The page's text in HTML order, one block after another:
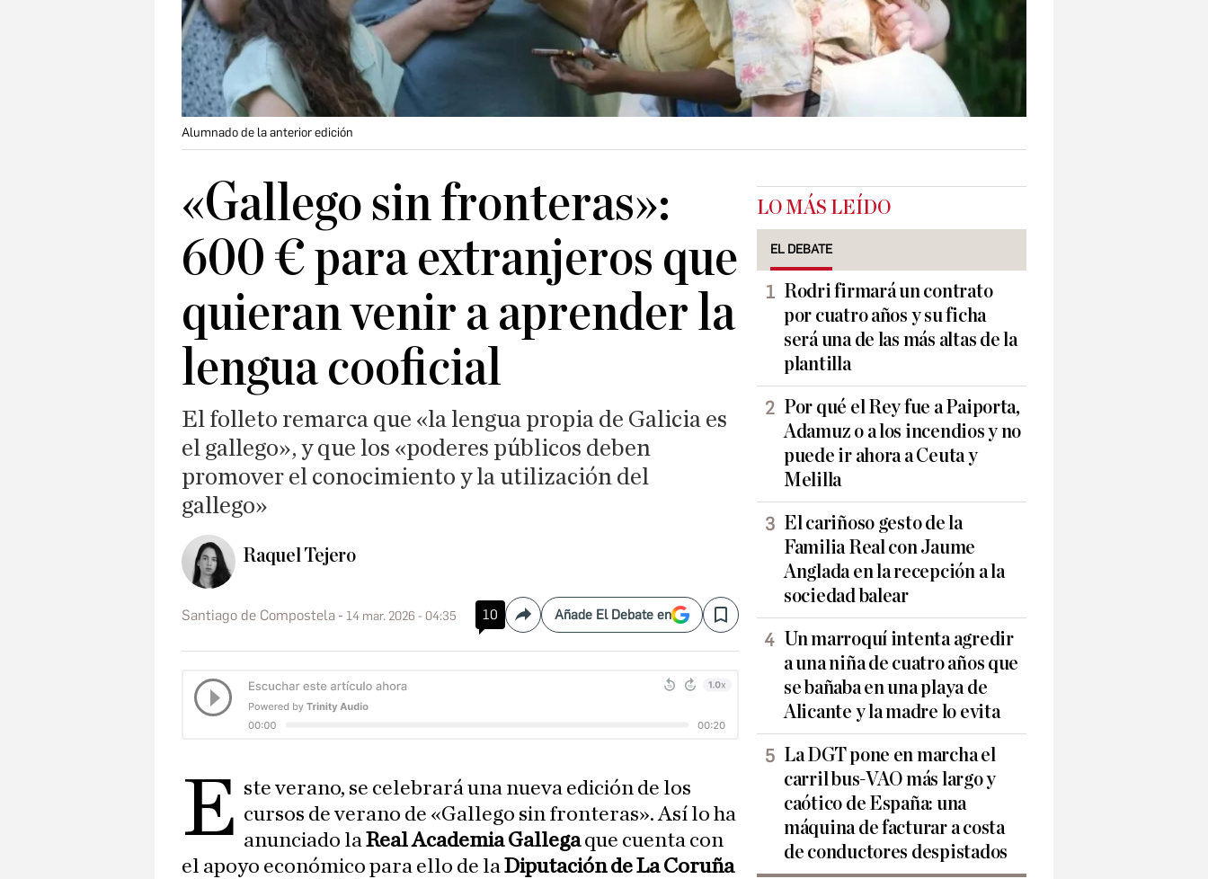
Alumnado de la anterior edición
«Gallego sin fronteras»:
600 € para extranjeros que
quieran venir a aprender la
lengua cooficial
El folleto remarca que «la lengua propia de Galicia es
el gallego», y que los «poderes públicos deben
promover el conocimiento y la utilización del
gallego»
Raquel Tejero
Santiago de Compostela 14 mar. 2026 - 04:35 10 CompartirAñade El Debate en Save
E ste verano, se celebrará una nueva edición de los
cursos de verano de «Gallego sin fronteras». Así lo ha
anunciado laReal Academia Gallegaque cuenta con
el apoyo económico para ello de laDiputación de La Coruña
LO MÁS LEÍDO
EL DEBATE
Rodri firmará un contrato
por cuatro años y su ficha
será una de las más altas de la
plantilla
Por qué el Rey fue a Paiporta,
Adamuz o a los incendios y no
puede ir ahora a Ceuta y
Melilla
El cariñoso gesto de la
Familia Real con Jaume
Anglada en la recepción a la
sociedad balear
Un marroquí intenta agredir
a una niña de cuatro años que
se bañaba en una playa de
Alicante y la madre lo evita
La DGT pone en marcha el
carril bus-VAO más largo y
caótico de España: una
máquina de facturar a costa
de conductores despistados